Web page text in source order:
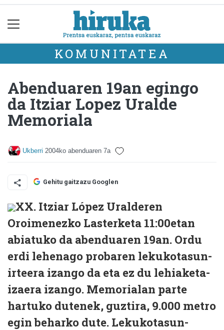
KOMUNITATEA
Abenduaren 19an egingo
da Itziar Lopez Uralde
Memoriala
Ukberri 2004ko abenduaren 7a
Gehitu gaitzazu Googlen
XX. Itziar López Uralderen
Oroimenezko Lasterketa 11:00etan
abiatuko da abenduaren 19an. Ordu
erdi lehenago probaren lekukotasun-
irteera izango da eta ez du lehiaketa-
izaera izango. Memorialan parte
hartuko dutenek, guztira, 9.000 metro
egin beharko dute. Lekukotasun-